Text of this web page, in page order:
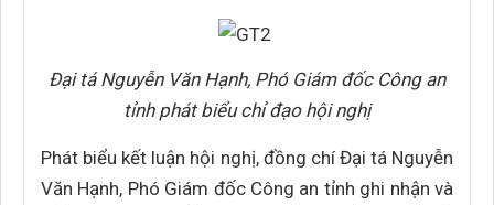
Đại tá Nguyễn Văn Hạnh, Phó Giám đốc Công an
tỉnh phát biểu chỉ đạo hội nghị
Phát biểu kết luận hội nghị, đồng chí Đại tá Nguyễn
Văn Hạnh, Phó Giám đốc Công an tỉnh ghi nhận và